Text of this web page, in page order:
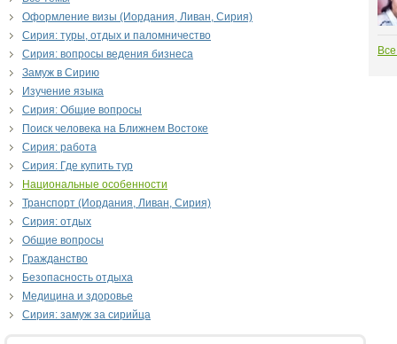
Оформление визы (Иордания, Ливан, Сирия)
Сирия: туры, отдых и паломничество
Сирия: вопросы ведения бизнеса
Замуж в Сирию
Изучение языка
Сирия: Общие вопросы
Поиск человека на Ближнем Востоке
Сирия: работа
Сирия: Где купить тур
Национальные особенности
Транспорт (Иордания, Ливан, Сирия)
Сирия: отдых
Общие вопросы
Гражданство
Безопасность отдыха
Медицина и здоровье
Сирия: замуж за сирийца